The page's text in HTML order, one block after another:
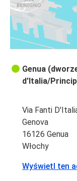
Genua
d'Italia/
Via Fanti
Genova
16126 Genua
Włochy
Wyświetl ten